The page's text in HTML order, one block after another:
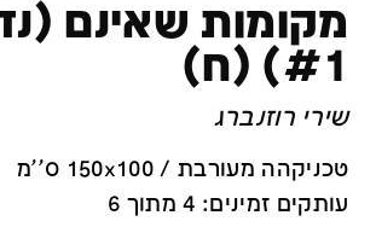
מקומות שאינם
#1) (ח)
שירי רוזנברג
טכניקהה מעורבת / 150x100 ס''מ
עותקים זמינים: 4 מתוך 6